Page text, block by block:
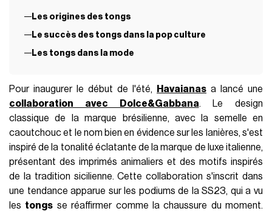
Les origines des tongs
Le succès des tongs dans la pop culture
Les tongs dans la mode
Pour inaugurer le début de l'été, Havaianas a lancé une
collaboration avec Dolce&Gabbana. Le design
classique de la marque brésilienne, avec la semelle en
caoutchouc et le nom bien en évidence sur les lanières, s'est
inspiré de la tonalité éclatante de la marque de luxe italienne,
présentant des imprimés animaliers et des motifs inspirés
de la tradition sicilienne. Cette collaboration s'inscrit dans
une tendance apparue sur les podiums de la SS23, qui a vu
les tongs se réaffirmer comme la chaussure du moment.